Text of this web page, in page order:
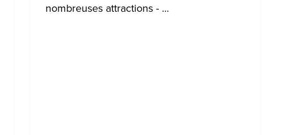
nombreuses attractions - ...